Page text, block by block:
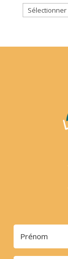
Catégories